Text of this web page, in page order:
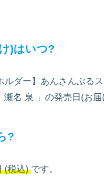
)はいつ?
ルダー】あんさんぶる
瀬名 泉 」の発売日(お
?
(税込) です。